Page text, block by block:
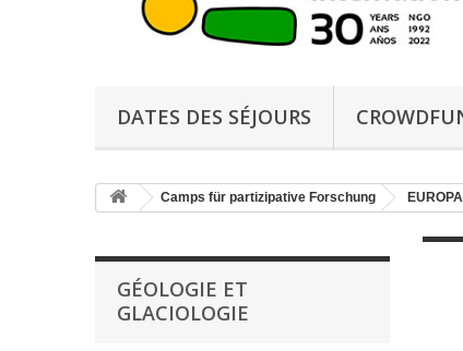
DATES DES SÉJOURS
Camps für partizipative Forschung EUROPA
GÉOLOGIE ET
GLACIOLOGIE